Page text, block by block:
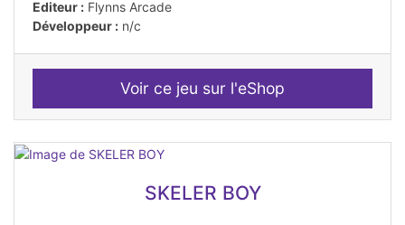
Editeur : Flynns Arcade
Développeur : n/c
Voir ce jeu sur l'eShop
SKELER BOY